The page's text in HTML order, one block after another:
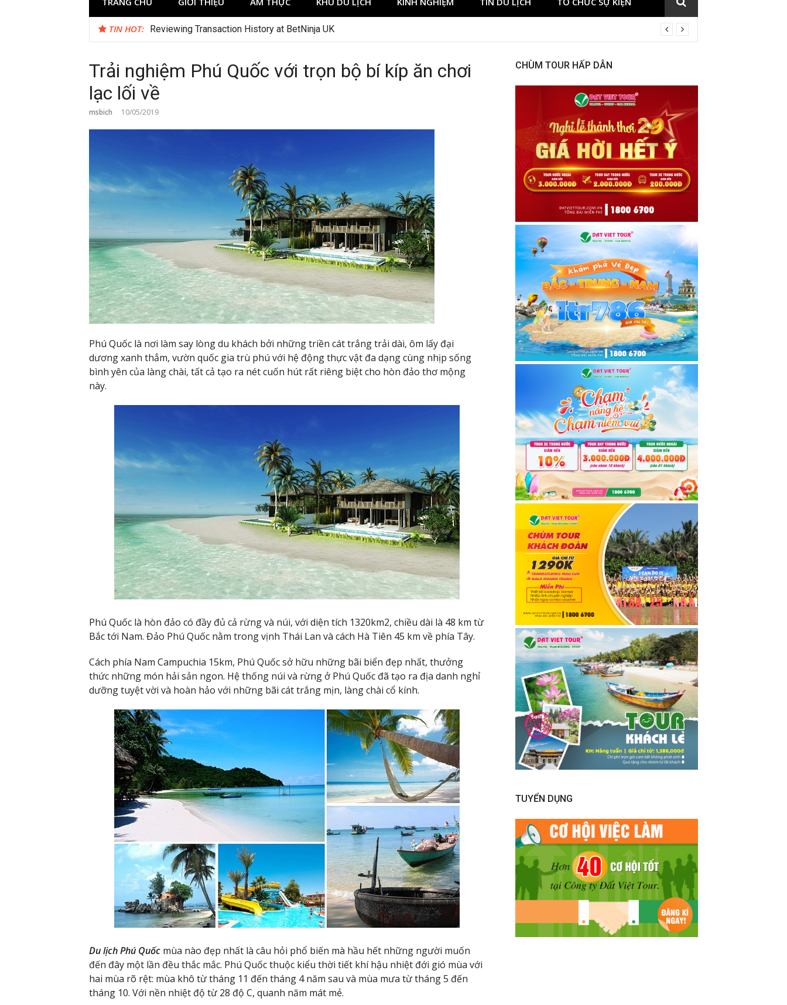
TIN HOT: Reviewing Transaction History at BetNinja UK
Trải nghiệm Phú Quốc với trọn bộ bí kíp ăn chơi
lạc lối về
msbich 10/05/2019
Phú Quốc là nơi làm say lòng du khách bởi những triền cát trắng trải dài, ôm lấy đại
dương xanh thẳm, vườn quốc gia trù phú với hệ động thực vật đa dạng cùng nhịp sống
bình yên của làng chài, tất cả tạo ra nét cuốn hút rất riêng biệt cho hòn đảo thơ mộng
này.
Phú Quốc là hòn đảo có đầy đủ cả rừng và núi, với diện tích 1320km2, chiều dài là 48 km từ
Bắc tới Nam. Đảo Phú Quốc nằm trong vịnh Thái Lan và cách Hà Tiên 45 km về phía Tây.
Cách phía Nam Campuchia 15km, Phú Quốc sở hữu những bãi biển đẹp nhất, thưởng
thức những món hải sản ngon. Hệ thống núi và rừng ở Phú Quốc đã tạo ra địa danh nghỉ
dưỡng tuyệt vời và hoàn hảo với những bãi cát trắng mịn, làng chài cổ kính.
Du lịch Phú Quốc mùa nào đẹp nhất là câu hỏi phổ biến mà hầu hết những người muốn
đến đây một lần đều thắc mắc. Phú Quốc thuộc kiểu thời tiết khí hậu nhiệt đới gió mùa với
hai mùa rõ rệt: mùa khô từ tháng 11 đến tháng 4 năm sau và mùa mưa từ tháng 5 đến
tháng 10. Với nền nhiệt độ từ 28 độ C, quanh năm mát mẻ.
CHÙM TOUR HẤP DẪN
TUYỂN DỤNG